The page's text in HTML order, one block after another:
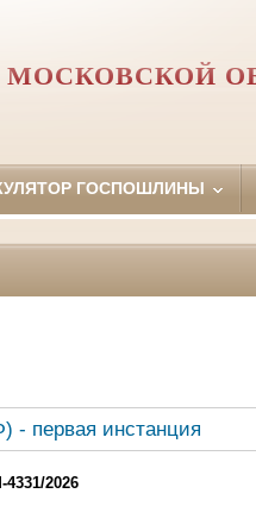
ГОСПОШЛИНЫ
- первая инстанция
2026